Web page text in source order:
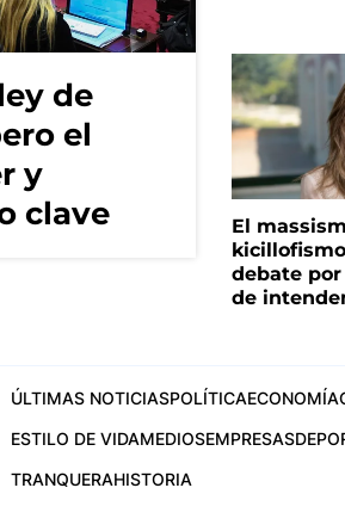
de
el
y
clave
El
debate
de
ÚLTIMAS NOTICIASPOLÍTICAECONOMÍA
ESTILO DE VIDAMEDIOSEMPRESAS
TRANQUERAHISTORIA